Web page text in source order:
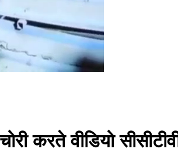
करते वीडियो